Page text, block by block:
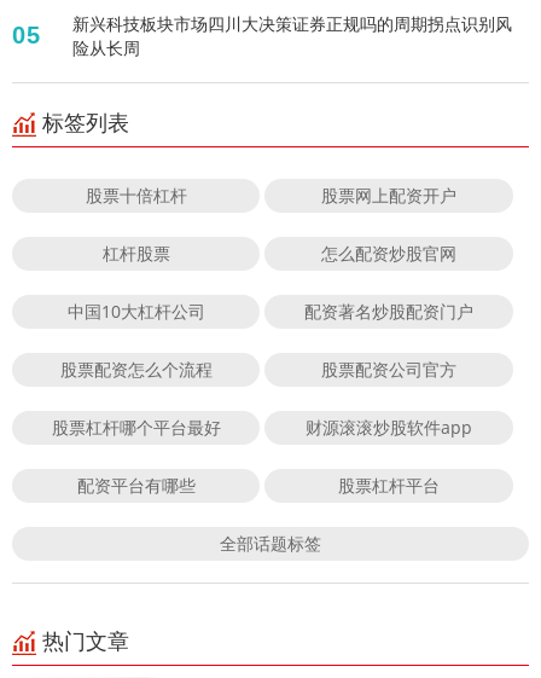
05
新兴科技板块市场四川大决策证券正规吗的周期拐点识别风
险从长周
标签列表
股票十倍杠杆 股票网上配资开户
杠杆股票 怎么配资炒股官网
中国10大杠杆公司 配资著名炒股配资门户
股票配资怎么个流程 股票配资公司官方
股票杠杆哪个平台最好 财源滚滚炒股软件app
配资平台有哪些 股票杠杆平台
全部话题标签
热门文章